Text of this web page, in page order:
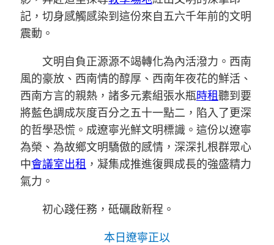
記，切身感觸感染到這份來自五六千年前的文明
震動。
文明自負正源源不竭轉化為內活潑力。西南
風的豪放、西南情的醇厚、西南年夜花的鮮活、
西南方言的親熱，諸多元素組張水瓶時租聽到要
將藍色調成灰度百分之五十一點二，陷入了更深
的哲學恐慌。成遼寧光鮮文明標識。這份以遼寧
為榮、為故鄉文明驕傲的感情，深深扎根群眾心
中會議室出租 ，凝集成推進復興成長的強盛精力
氣力。
初心踐任務，砥礪啟新程。
本日遼寧正以